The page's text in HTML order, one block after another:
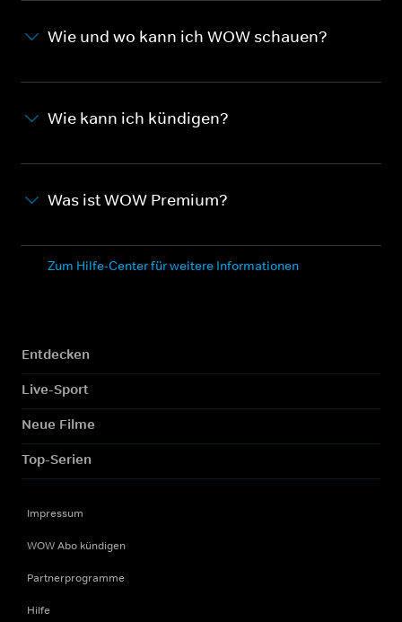
Wie und wo kann ich WOW schauen?
Wie kann ich kündigen?
Was ist WOW Premium?
Zum Hilfe-Center für weitere Informationen
Entdecken
Live-Sport
Neue Filme
Top-Serien
Impressum
WOW Abo kündigen
Partnerprogramme
Hilfe